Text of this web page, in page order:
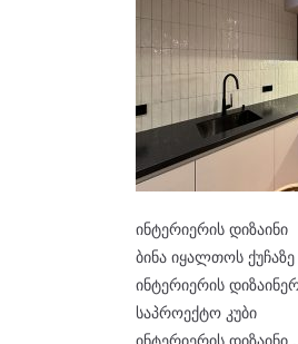
ინტერიერის დიზაინი
ბინა იყალთოს ქუჩაზე
ინტერიერის
საპროექტო კუბი